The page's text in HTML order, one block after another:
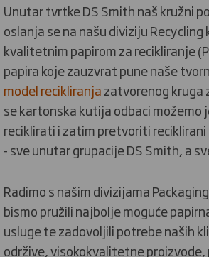
Unutar tvrtke DS Smith naš kružni
oslanja se na našu diviziju
kvalitetnim papirom za recikliranje
papira koje zauzvrat pune naše
model recikliranjazatvorenog kruga
se kartonska kutija odbaci možemo
reciklirati i zatim pretvoriti
- sve unutar grupacije DS Smith, a
Radimo s našim divizijama
bismo pružili najbolje moguće
usluge te zadovoljili potrebe naših
održive, visokokvalitetne proizvode,